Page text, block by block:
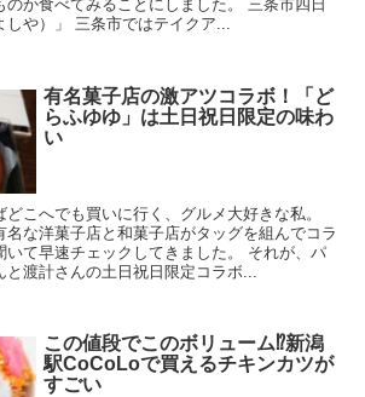
のか食べてみることにしました。 三条市四日
しや）」 三条市ではテイクア...
有名菓子店の激アツコラボ！「ど
らふゆゆ」は土日祝日限定の味わ
い
こへでも買いに行く、グルメ大好きな私。
名な洋菓子店と和菓子店がタッグを組んでコラ
いて早速チェックしてきました。 それが、パ
渡計さんの土日祝日限定コラボ...
この値段でこのボリューム⁉新潟
駅CoCoLoで買えるチキンカツが
すごい